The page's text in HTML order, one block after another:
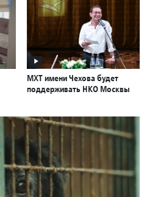
МХТ имени Чехова будет
поддерживать НКО Москвы